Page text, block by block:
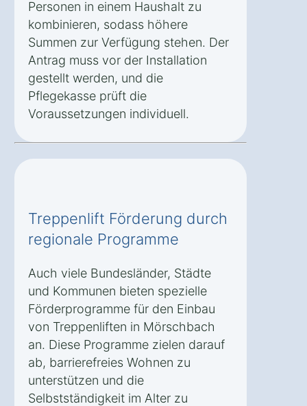
Personen in einem Haushalt zu
kombinieren, sodass höhere
Summen zur Verfügung stehen. Der
Antrag muss vor der Installation
gestellt werden, und die
Pflegekasse prüft die
Voraussetzungen individuell.
Treppenlift Förderung durch
regionale Programme
Auch viele Bundesländer, Städte
und Kommunen bieten spezielle
Förderprogramme für den Einbau
von Treppenliften in Mörschbach
an. Diese Programme zielen darauf
ab, barrierefreies Wohnen zu
unterstützen und die
Selbstständigkeit im Alter zu